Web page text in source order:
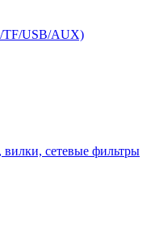
TF/USB/AUX)
вилки, сетевые фильтры